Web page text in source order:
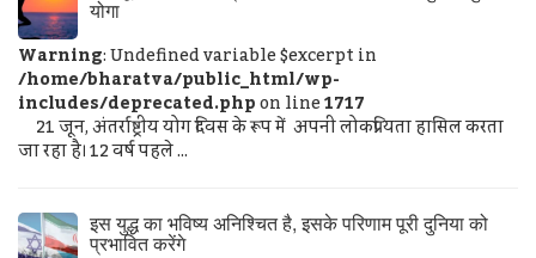
योगा
Warning: Undefined variable $excerpt in
/home/bharatva/public_html/wp-
includes/deprecated.phpon line1717
21 जून, अंतर्राष्ट्रीय योग दिवस के रूप में अपनी लोकप्रियता हासिल करता
जा रहा है। 12 वर्ष पहले ...
इस युद्ध का भविष्य अनिश्चित है, इसके परिणाम पूरी दुनिया को
प्रभावित करेंगे